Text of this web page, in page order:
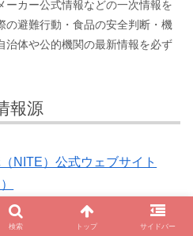
ーカー公式情報などの一次情報を
の避難行動・食品の安全判断・機
治体や公的機関の最新情報を必ず
報源
NITE）公式ウェブサイト
ト（製品表示・消費者保
検索 トップ サイドバー